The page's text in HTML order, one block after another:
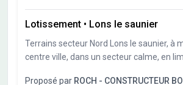
Lotissement • Lons le saunier
Terrains secteur Nord Lons le saunier, à
centre ville, dans un secteur calme, en
Proposé par ROCH - CONSTRUCTEUR